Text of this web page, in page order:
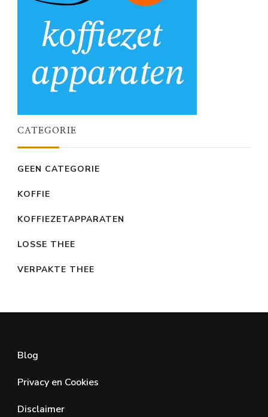
CATEGORIE
GEEN CATEGORIE
KOFFIE
KOFFIEZETAPPARATEN
LOSSE THEE
VERPAKTE THEE
Blog
Privacy en Cookies
Disclaimer